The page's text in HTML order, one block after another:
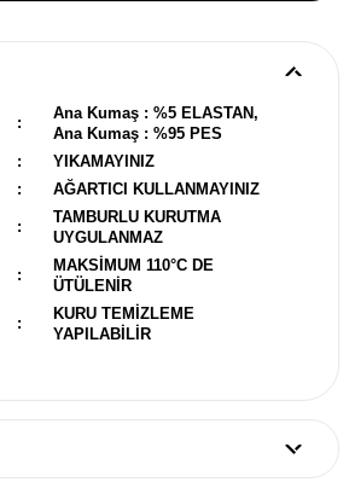
:
Ana Kumaş : %5 ELASTAN,
Ana Kumaş : %95 PES
:
YIKAMAYINIZ
: AĞARTICI KULLANMAYINIZ
:
TAMBURLU KURUTMA
UYGULANMAZ
:
MAKSİMUM 110°C DE
ÜTÜLENİR
:
KURU TEMİZLEME
YAPILABİLİR